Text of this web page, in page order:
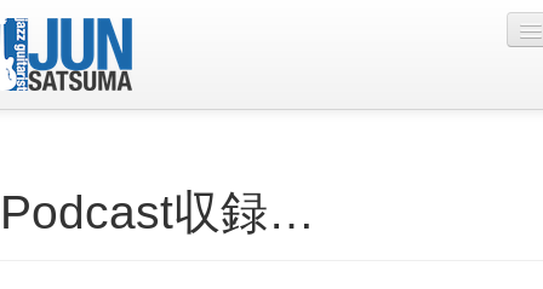
Live Schedule
Podcast収録…